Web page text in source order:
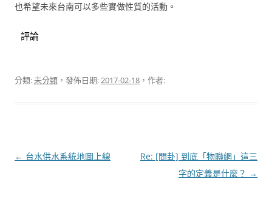
也希望未來台南可以多些實做性質的活動。
評論
分類:未分類 ，發佈日期:2017-02-18 ，作者:
文
← 台水供水系統地圖上線
Re: [問卦] 到底「物聯網」這三
字的定義是什麼？ →